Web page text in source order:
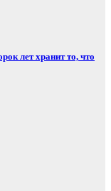
лет хранит то, что